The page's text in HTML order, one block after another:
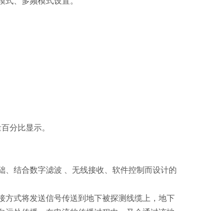
分比显示。
结合数字滤波 、无线接收、软件控制而设计的
式将发送信号传送到地下被探测线缆上，地下